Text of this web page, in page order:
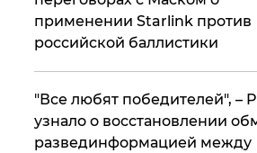
применении Starlink против
российской баллистики
​"Все любят победителей", –
узнало о восстановлении
развединформацией между